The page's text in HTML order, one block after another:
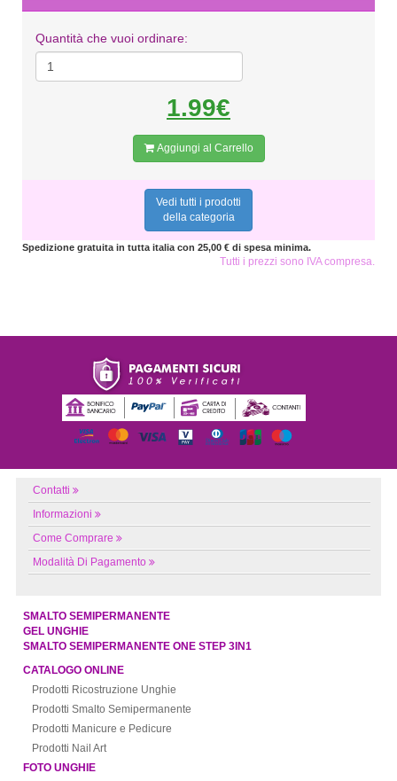
Quantità che vuoi ordinare:
1.99€
Aggiungi al Carrello
Vedi tutti i prodotti
della categoria
Spedizione gratuita in tutta italia con 25,00 € di spesa minima.
Tutti i prezzi sono IVA compresa.
Contatti
Informazioni
Come Comprare
Modalità Di Pagamento
SMALTO SEMIPERMANENTE
GEL UNGHIE
SMALTO SEMIPERMANENTE ONE STEP 3IN1
CATALOGO ONLINE
Prodotti Ricostruzione Unghie
Prodotti Smalto Semipermanente
Prodotti Manicure e Pedicure
Prodotti Nail Art
FOTO UNGHIE